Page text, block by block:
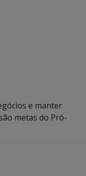
e manter
metas do Pró-